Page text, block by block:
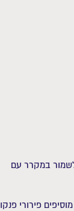
במקרר עם
פירורי פנקו